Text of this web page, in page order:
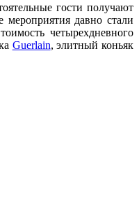
гости получают
давно стали
четырехдневного
Guerlain, элитный коньяк